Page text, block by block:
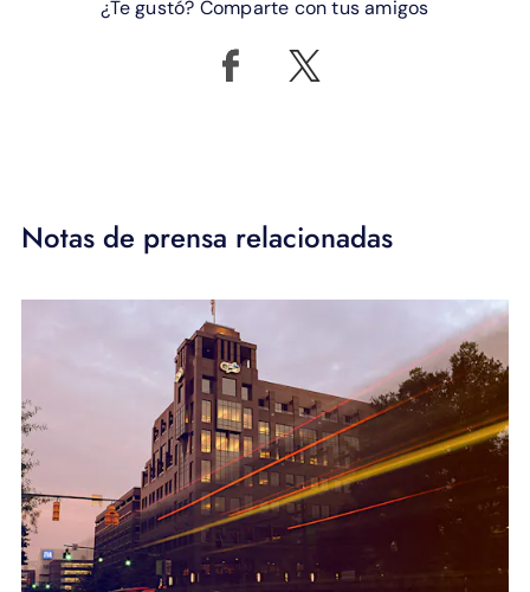
¿Te gustó? Comparte con tus amigos
Notas de prensa relacionadas